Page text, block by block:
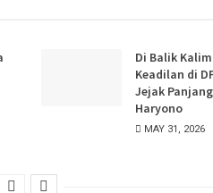
Di Balik
Keadilan di
Jejak
Haryono
MAY 31, 2026